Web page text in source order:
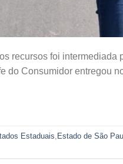
recursos foi
do Consumidor entregou
Estaduais Estado de São